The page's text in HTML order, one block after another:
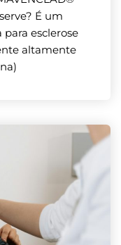
É um
esclerose
altamente